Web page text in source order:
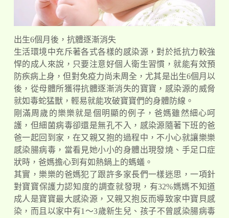
出生6個月後，抗體逐漸消失
生活環境中充斥著各式各樣的感染源，對於抵抗力較強
悍的成人來說，只要注意好個人衛生習慣，就能有效預
防疾病上身，但對免疫力尚未周全，尤其是出生6個月以
後，從母體所獲得抗體逐漸消失的寶寶，感染源的威脅
就如毒蛇猛獸，輕易就能攻破寶寶們的身體防線。
剛滿周歲的樂樂就是個明顯的例子，爸媽雖然細心呵
護，但細菌病毒卻還是無孔不入，感染源隨著下班的爸
爸一起回到家，在又親又抱的過程中，不小心就讓樂樂
感染腸病毒，當看見她小小的身體出現發燒、手足口症
狀時，爸媽擔心到有如熱鍋上的螞蟻。
其實，樂樂的爸媽犯了跟許多家長們一樣迷思，一項針
對寶寶保護力認知度的調查就發現，有32%媽媽不知道
成人是寶寶最大感染源，又親又抱反而導致家中寶貝感
染，而且以家中有1～3歲新生兒、孩子不曾感染腸病毒